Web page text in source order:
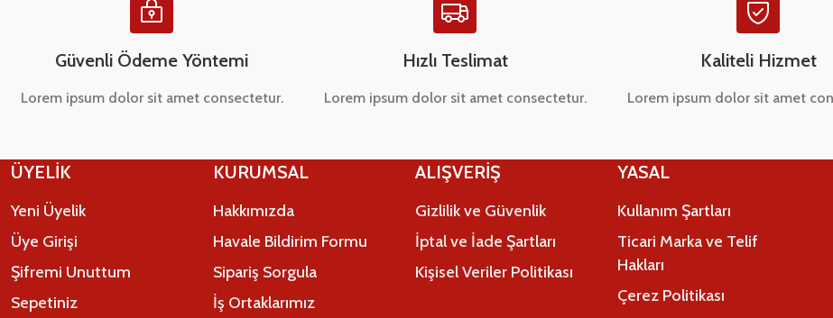
Güvenli Ödeme Yöntemi
Lorem ipsum dolor sit amet consectetur.
Hızlı Teslimat
Lorem ipsum dolor sit amet consectetur.
Kaliteli Hizmet
Lorem ipsum dolor sit amet
ÜYELİK
Yeni Üyelik
Üye Girişi
Şifremi Unuttum
Sepetiniz
KURUMSAL
Hakkımızda
Havale Bildirim Formu
Sipariş Sorgula
İş Ortaklarımız
ALIŞVERİŞ
Gizlilik ve Güvenlik
İptal ve İade Şartları
Kişisel Veriler Politikası
YASAL
Kullanım Şartları
Ticari Marka ve Telif
Hakları
Çerez Politikası